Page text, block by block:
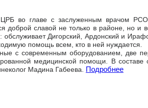
ЦРБ во главе с заслуженным врачом
доброй славой не только в районе, но и
обслуживает Дигорский, Ардонский и
помощь всем, кто в ней нуждается.
с современным оборудованием, две
медицинской помощи. В составе
Мадина Габеева.
Подробнее